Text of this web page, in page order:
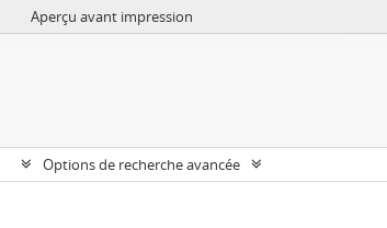
Aperçu avant impression
Options de recherche avancée